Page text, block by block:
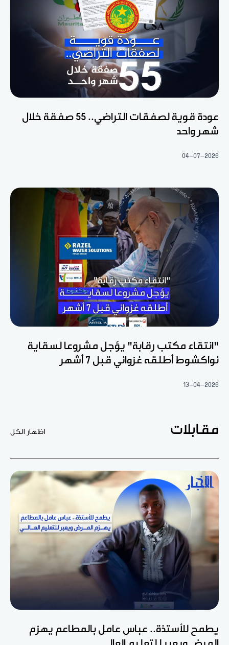
عودة قوية لصفقات التراضي.. 55 صفقة خلال
شهر واحد
04-07-2026
"انتقاء مكتب رقابة" يؤجل مشروعا لسقاية
نواكشوط أطلقه غزواني قبل 7 أشهر
13-04-2026
مقابلات اظهار الكل
يطمح للأستذة.. عباس عامل بالمطاعم يهزم